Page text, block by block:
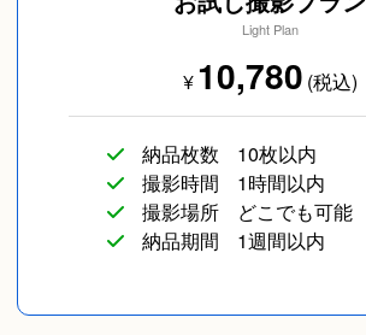
カップルフォト 友達
Light Plan
¥10,780 (税込)
納品枚数
10枚以内
撮影時間
1時間以内
撮影場所
どこでも可能
納品期間
1週間以内